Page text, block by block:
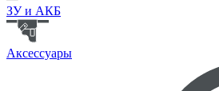
ЗУ и АКБ
Аксессуары